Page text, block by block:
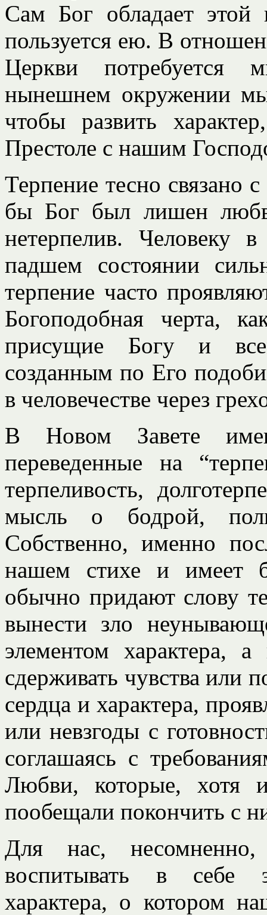
Сам Бог обладает этой
пользуется ею. В
Церкви потребуется
нынешнем окружении
чтобы развить
Престоле с нашим
Терпение тесно связано
бы Бог был лишен
нетерпелив. Человеку
падшем состоянии
терпение часто
Богоподобная черта,
присущие Богу и
созданным по Его
в человечестве через
В Новом Завете
переведенные на
терпеливость,
мысль о бодрой,
Собственно, именно
нашем стихе и имеет
обычно придают слову
вынести зло
элементом характера,
сдерживать чувства или
сердца и характера,
или невзгоды с
соглашаясь с
Любви, которые, хотя
пообещали покончить с
Для нас, несомненно,
воспитывать в себе
характера, о котором